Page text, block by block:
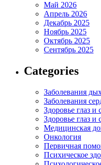
Май 2026
Апрель 2026
Декабрь 2025
Ноябрь 2025
Октябрь 2025
Сентябрь 2025
Categories
Заболевания
Заболевания
Здоровье глаз и
Здоровье глаз и
Медицинская
Онкология
Первичная
Психическое